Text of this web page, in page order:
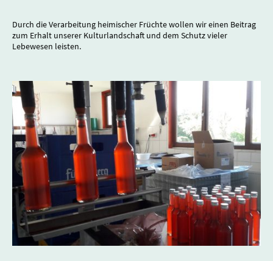
Durch die Verarbeitung heimischer Früchte wollen wir einen Beitrag
zum Erhalt unserer Kulturlandschaft und dem Schutz vieler
Lebewesen leisten.